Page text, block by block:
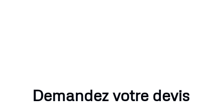
Demandez votre devis